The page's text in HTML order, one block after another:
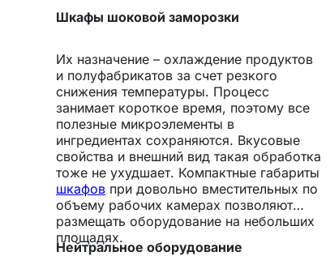
Шкафы шоковой заморозки
Их назначение – охлаждение продуктов
и полуфабрикатов за счет резкого
снижения температуры. Процесс
занимает короткое время, поэтому все
полезные микроэлементы в
ингредиентах сохраняются. Вкусовые
свойства и внешний вид такая обработка
тоже не ухудшает. Компактные габариты
шкафов при довольно вместительных по
объему рабочих камерах позволяют
размещать оборудование на небольших
площадях.
Нейтральное оборудование